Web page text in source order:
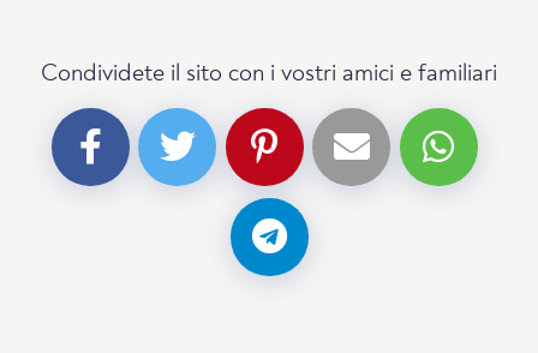
Condividete il sito con i vostri amici e familiari